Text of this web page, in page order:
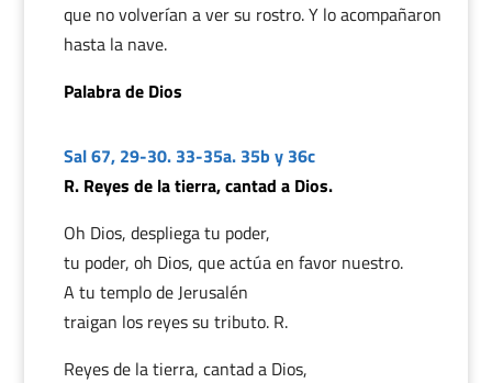
que no volverían a ver su rostro. Y lo acompañaron
hasta la nave.
Palabra de Dios
Sal 67, 29-30. 33-35a. 35b y 36c
R. Reyes de la tierra, cantad a Dios.
Oh Dios, despliega tu poder,
tu poder, oh Dios, que actúa en favor nuestro.
A tu templo de Jerusalén
traigan los reyes su tributo. R.
Reyes de la tierra, cantad a Dios,